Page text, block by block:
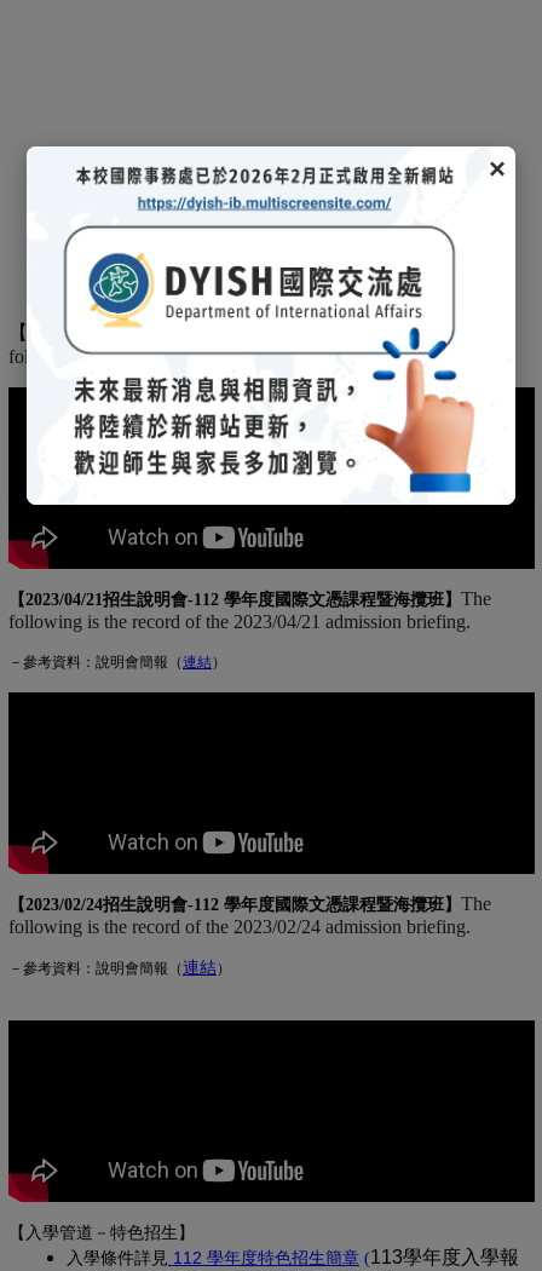
×
【 2025/03/08招生說明會- 114 學年度國際文憑課程暨海攬班 】
following is the record of the 2025/03/08 admission briefing.
【2023/04/21招生說明會-112 學年度國際文憑課程暨海攬班】 The
following is the record of the 2023/04/21 admission briefing.
－參考資料：說明會簡報（連結(另開新視窗)
）
【2023/02/24招生說明會-112 學年度國際文憑課程暨海攬班】 The
following is the record of the 2023/02/24 admission briefing.
－參考資料：說明會簡報（連結(另開新視窗)
）
【入學管道－特色招生】
入學條件詳見 112 學年度特色招生簡章 (另開新視窗)
((PDF 檔，另開新視
113學年度入學報